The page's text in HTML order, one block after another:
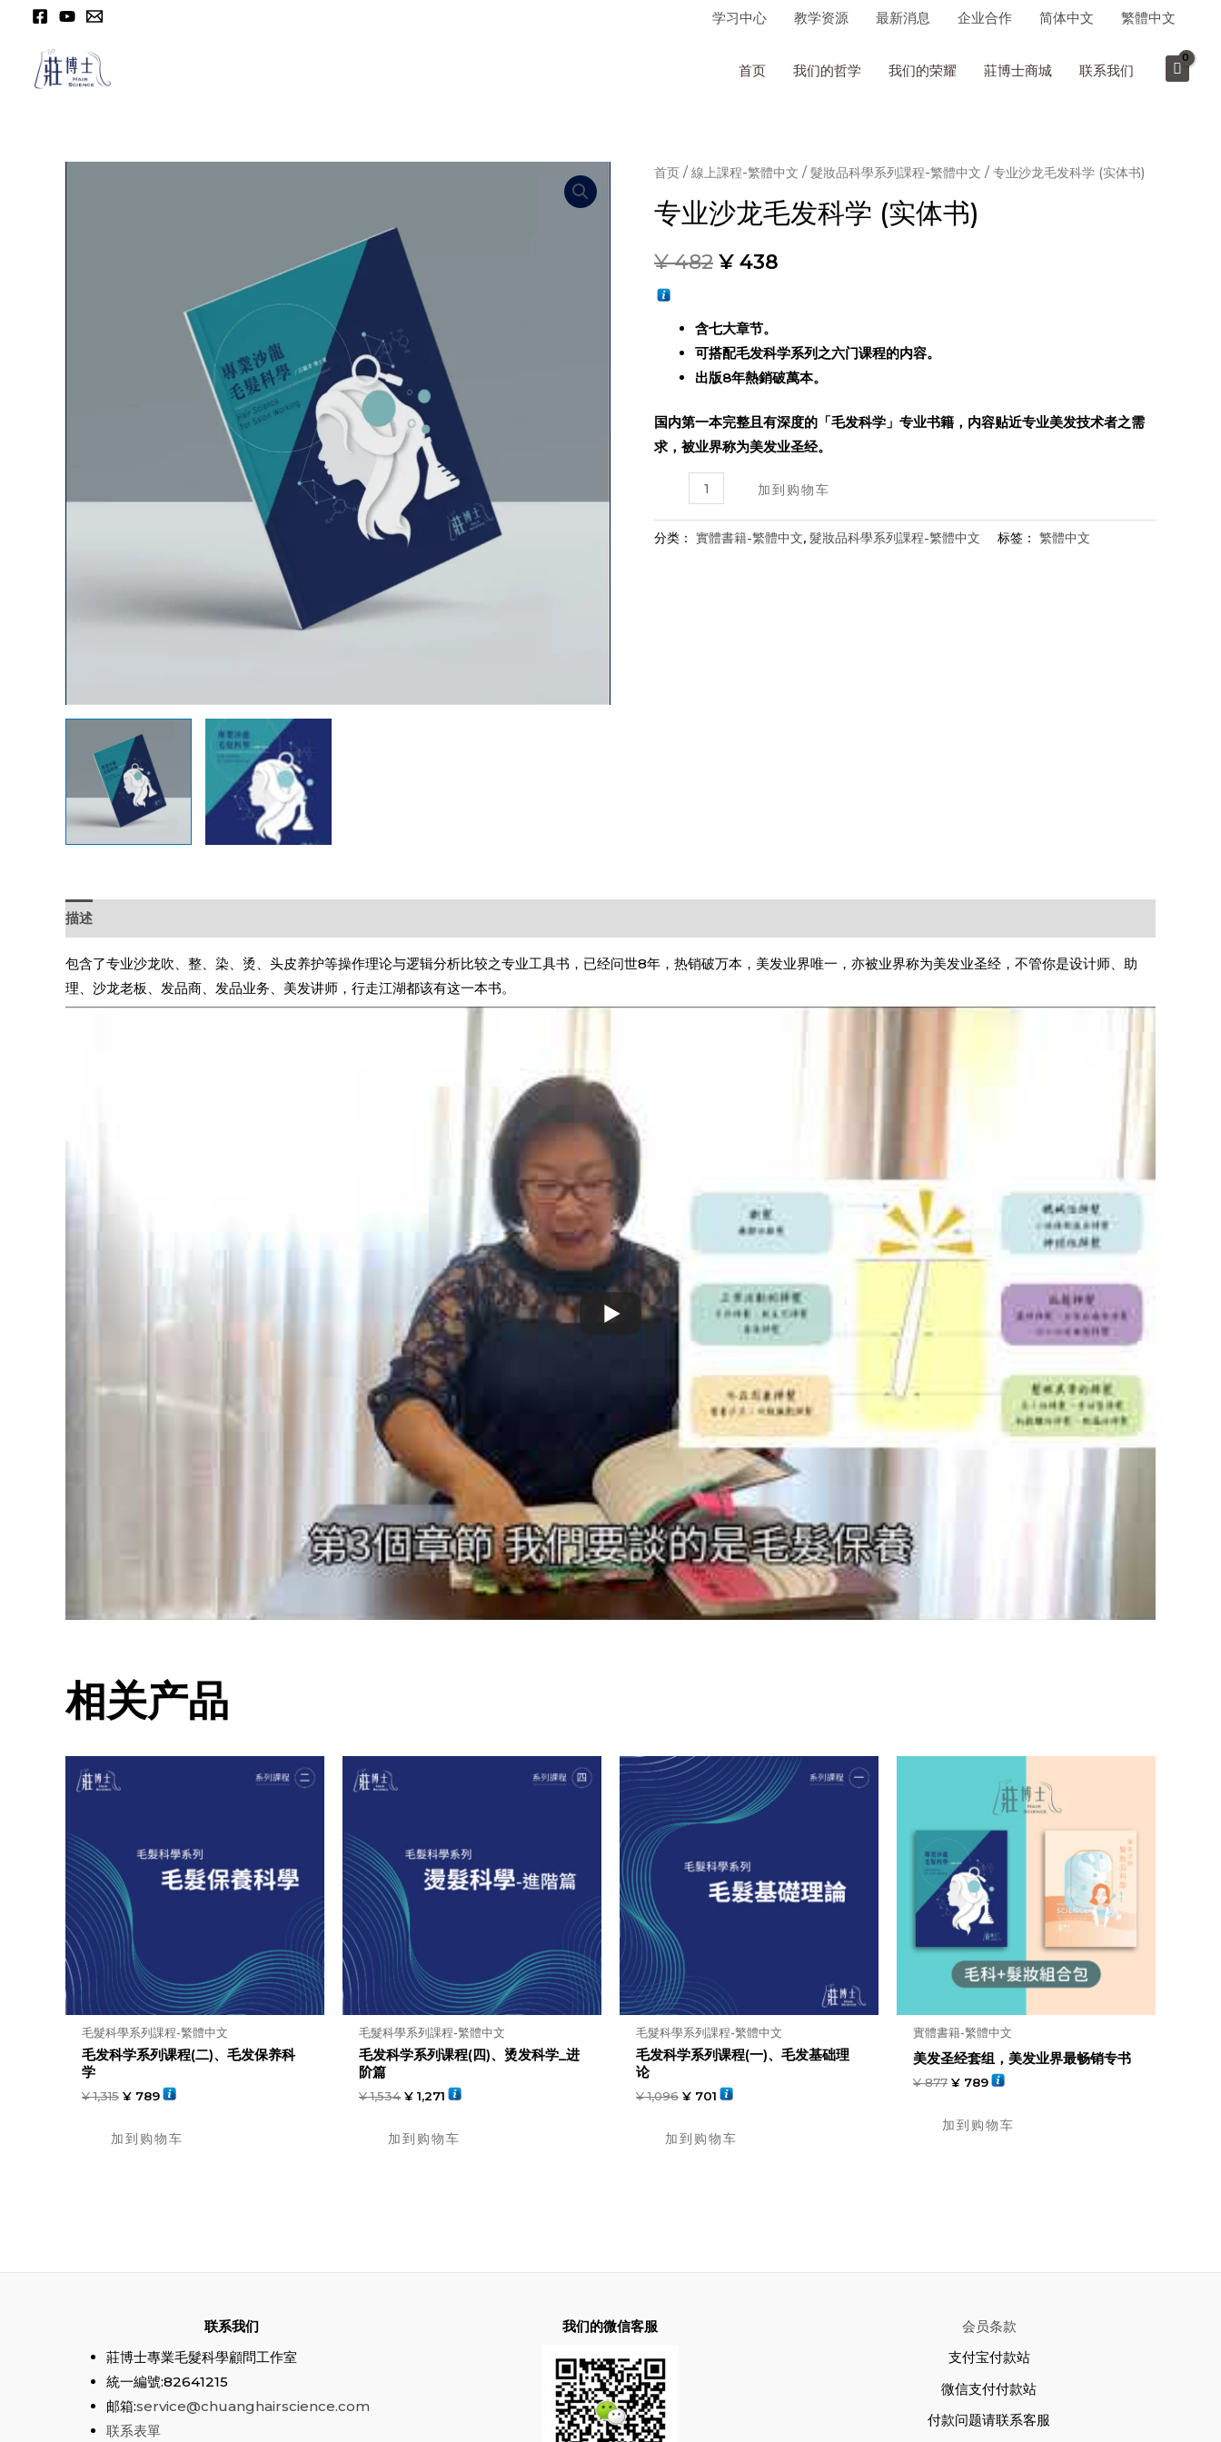
学习中心 教学资源 最新消息 企业合作 简体中文 繁體中文
首页 我们的哲学 我们的荣耀 莊博士商城 联系我们
首页 / 線上課程-繁體中文 / 髮妝品科學系列課程-繁體中文 / 专业沙龙毛发科学 (实体书)
专业沙龙毛发科学 (实体书)
¥482 ¥ 438
含七大章节。
可搭配毛发科学系列之六门课程的内容。
出版8年熱銷破萬本。
国内第一本完整且有深度的「毛发科学」专业书籍，内容贴近专业美发技术者之需
求，被业界称为美发业圣经。
沙
加到购物车
分类： 實體書籍-繁體中文, 髮妝品科學系列課程-繁體中文 标签： 繁體中文
描述
包含了专业沙龙吹、整、染、烫、头皮养护等操作理论与逻辑分析比较之专业工具书，已经问世8年，热销破万本，美发业界唯一，亦被业界称为美发业圣经，不管你是设计师、助
理、沙龙老板、发品商、发品业务、美发讲师，行走江湖都该有这一本书。
相关产品
毛髮科學系列課程-繁體中文
毛发科学系列课程(二)、毛发保养科
学
¥1,315 ¥ 789
加到购物车
毛髮科學系列課程-繁體中文
毛发科学系列课程(四)、烫发科学_进
阶篇
¥1,534 ¥ 1,271
加到购物车
毛髮科學系列課程-繁體中文
毛发科学系列课程(一)、毛发基础理
论
¥1,096 ¥ 701
加到购物车
實體書籍-繁體中文
美发圣经套组，美发业界最畅销专书
¥877 ¥ 789
加到购物车
联系我们
莊博士專業毛髮科學顧問工作室
統一編號:82641215
邮箱:service@chuanghairscience.com
联系表單
我们的微信客服
会员条款
支付宝付款站
微信支付付款站
付款问题请联系客服